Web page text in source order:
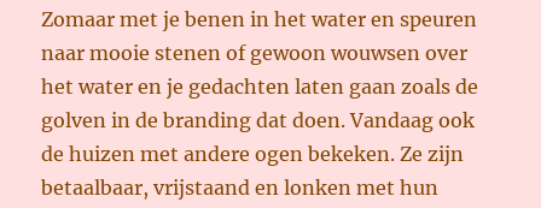
Zomaar met je benen in het water en speuren
naar mooie stenen of gewoon wouwsen over
het water en je gedachten laten gaan zoals de
golven in de branding dat doen. Vandaag ook
de huizen met andere ogen bekeken. Ze zijn
betaalbaar, vrijstaand en lonken met hun